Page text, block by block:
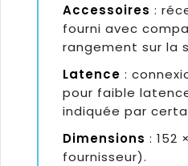
Accessoires :
fourni avec
rangement sur la
Latence :
pour faible
indiquée par
Dimensions : 152
fournisseur).